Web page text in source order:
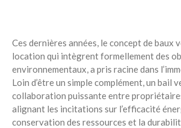
Ces dernières années, le concept de baux
location qui intègrent formellement des
environnementaux, a pris racine dans
Loin d’être un simple complément, un bail
collaboration puissante entre
alignant les incitations sur l’efficacité
conservation des ressources et la